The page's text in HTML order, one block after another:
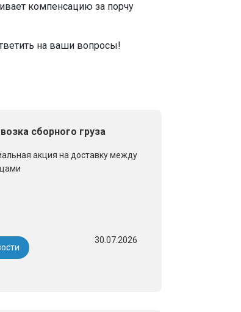
компенсацию за порчу
на ваши вопросы!
сборного груза
акция на доставку между
30.07.2026